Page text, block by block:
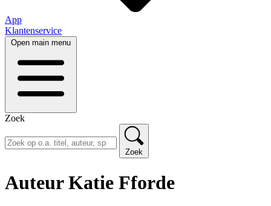
App
Klantenservice
Open main menu
Zoek
Zoek
Auteur Katie Fforde